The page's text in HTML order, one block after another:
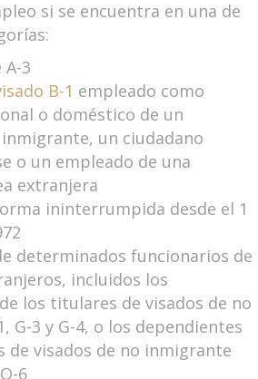
si se encuentra en una de
3
B-1 empleado como
o doméstico de un
un ciudadano
o un empleado de una
extranjera
ininterrumpida desde el 1
determinados funcionarios de
incluidos los
los titulares de visados de no
G-3 y G-4, o los dependientes
de visados de no inmigrante
6